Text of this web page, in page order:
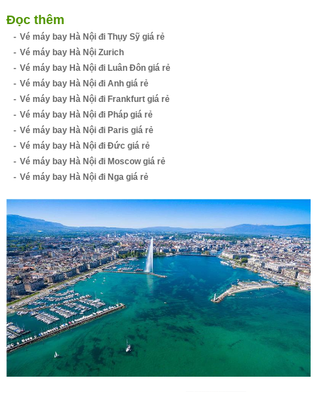
Đọc thêm
Vé máy bay Hà Nội đi Thụy Sỹ giá rẻ
Vé máy bay Hà Nội Zurich
Vé máy bay Hà Nội đi Luân Đôn giá rẻ
Vé máy bay Hà Nội đi Anh giá rẻ
Vé máy bay Hà Nội đi Frankfurt giá rẻ
Vé máy bay Hà Nội đi Pháp giá rẻ
Vé máy bay Hà Nội đi Paris giá rẻ
Vé máy bay Hà Nội đi Đức giá rẻ
Vé máy bay Hà Nội đi Moscow giá rẻ
Vé máy bay Hà Nội đi Nga giá rẻ